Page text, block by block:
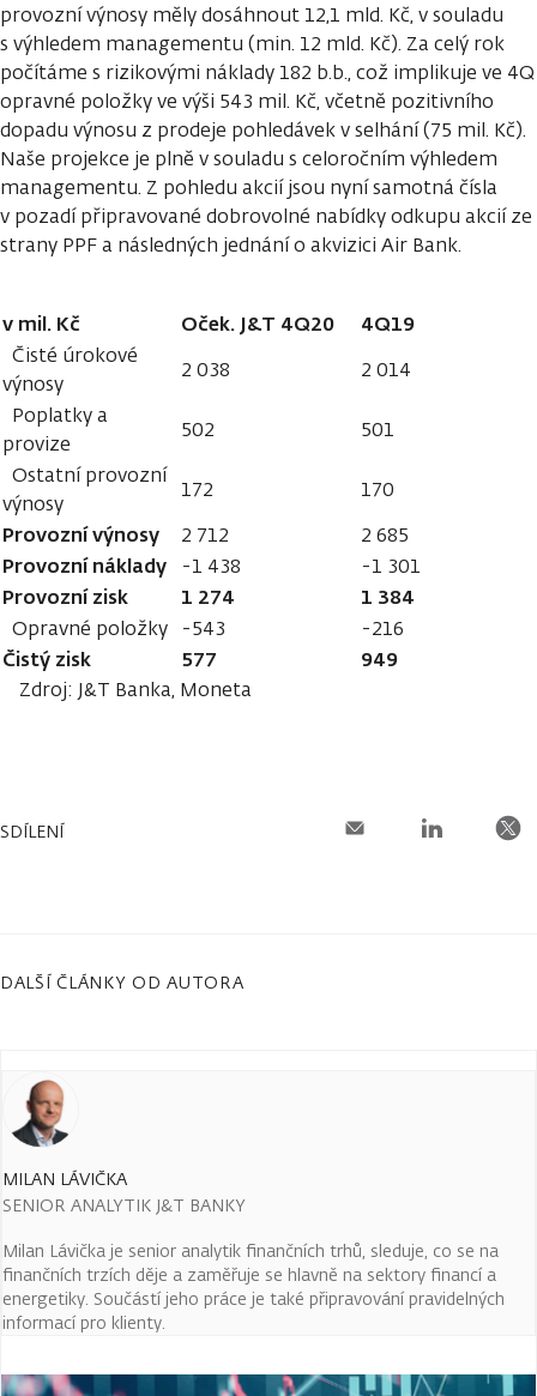
provozní výnosy měly dosáhnout 12,1 mld. Kč, v souladu
s výhledem managementu (min. 12 mld. Kč). Za celý rok
počítáme s rizikovými náklady 182 b.b., což implikuje ve 4Q
opravné položky ve výši 543 mil. Kč, včetně pozitivního
dopadu výnosu z prodeje pohledávek v selhání (75 mil. Kč).
Naše projekce je plně v souladu s celoročním výhledem
managementu. Z pohledu akcií jsou nyní samotná čísla
v pozadí připravované dobrovolné nabídky odkupu akcií ze
strany PPF a následných jednání o akvizici Air Bank.
v mil. Kč Oček. J&T 4Q20 4Q19
Čisté úrokové
výnosy
2 038
2 014
Poplatky a
provize
502
501
Ostatní provozní
výnosy
172 170
Provozní výnosy 2 712 2 685
Provozní náklady -1 438 -1 301
Provozní zisk 1 274 1 384
Opravné položky -543 -216
Čistý zisk 577 949
Zdroj: J&T Banka, Moneta
SDÍLENÍ
DALŠÍ ČLÁNKY OD AUTORA
MILAN LÁVIČKA
SENIOR ANALYTIK J&T BANKY
Milan Lávička je senior analytik finančních trhů, sleduje, co se na
finančních trzích děje a zaměřuje se hlavně na sektory financí a
energetiky. Součástí jeho práce je také připravování pravidelných
informací pro klienty.